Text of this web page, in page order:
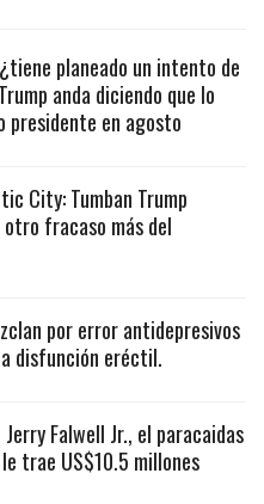
planeado un intento de
anda diciendo que lo
presidente en agosto
City: Tumban Trump
fracaso más del
por error antidepresivos
disfunción eréctil.
Falwell Jr., el paracaidas
trae US$10.5 millones